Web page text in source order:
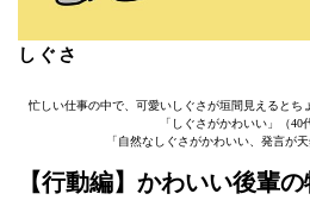
しぐさ
忙しい仕事の中で、可愛いしぐさが垣間見えるとち
「しぐさがかわいい」（40
「自然なしぐさがかわいい、発言が
【行動編】かわいい後輩